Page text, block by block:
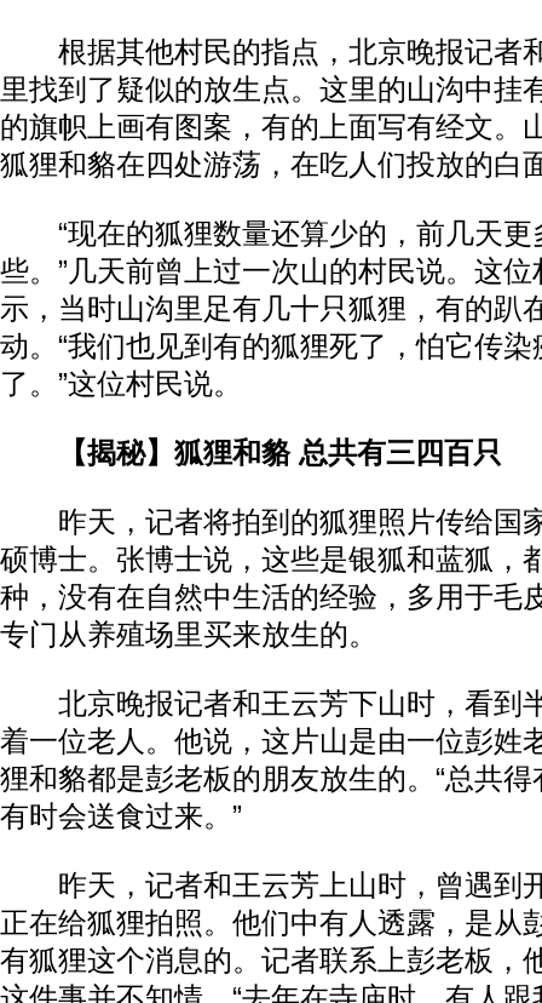
根据其他村民的指点，北京晚报记者
里找到了疑似的放生点。这里的山沟中挂
的旗帜上画有图案，有的上面写有经文。
狐狸和貉在四处游荡，在吃人们投放的白
“现在的狐狸数量还算少的，前几天更
些。”几天前曾上过一次山的村民说。这
示，当时山沟里足有几十只狐狸，有的趴
动。“我们也见到有的狐狸死了，怕它传
了。”这位村民说。
【揭秘】狐狸和貉 总共有三四百只
昨天，记者将拍到的狐狸照片传给国
硕博士。张博士说，这些是银狐和蓝狐，
种，没有在自然中生活的经验，多用于毛
专门从养殖场里买来放生的。
北京晚报记者和王云芳下山时，看到
着一位老人。他说，这片山是由一位彭姓
狸和貉都是彭老板的朋友放生的。“总共
有时会送食过来。”
昨天，记者和王云芳上山时，曾遇到
正在给狐狸拍照。他们中有人透露，是从
有狐狸这个消息的。记者联系上彭老板，